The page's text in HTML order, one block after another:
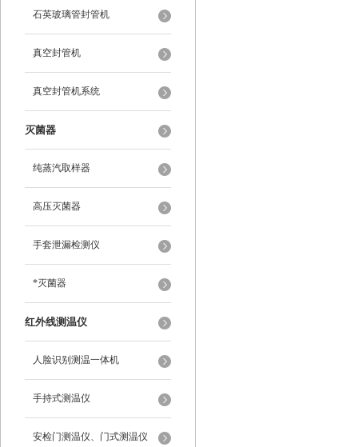
石英玻璃管封管机
真空封管机
真空封管机系统
灭菌器
纯蒸汽取样器
高压灭菌器
手套泄漏检测仪
*灭菌器
红外线测温仪
人脸识别测温一体机
手持式测温仪
安检门测温仪、门式测温仪